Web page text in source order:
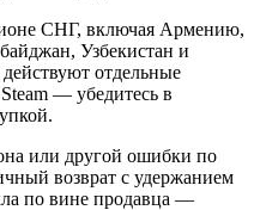
СНГ, включая Армению,
Узбекистан и
отдельные
— убедитесь в
или другой ошибки по
возврат с удержанием
по вине продавца —